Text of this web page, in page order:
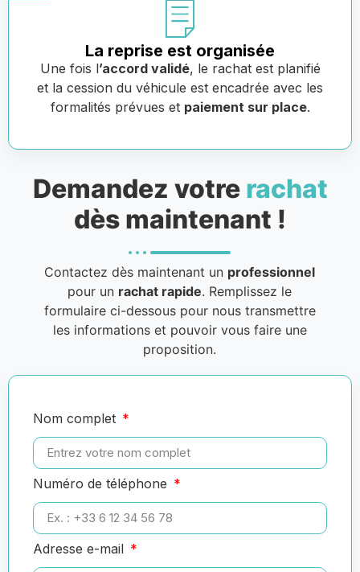
La reprise est organisée
Une fois l’accord validé, le rachat est planifié
et la cession du véhicule est encadrée avec les
formalités prévues et paiement sur place.
Demandez votre rachat
dès maintenant !
Contactez dès maintenant un professionnel
pour un rachat rapide. Remplissez le
formulaire ci-dessous pour nous transmettre
les informations et pouvoir vous faire une
proposition.
Nom complet
Numéro de téléphone
Adresse e-mail